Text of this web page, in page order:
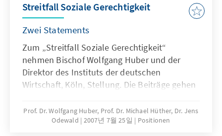
Streitfall Soziale Gerechtigkeit
Zwei Statements
Zum „Streitfall Soziale Gerechtigkeit“
nehmen Bischof Wolfgang Huber und der
Direktor des Instituts der deutschen
Wirtschaft, Köln, Stellung. Die Beiträge gehen
Gerechtigkeit – Ausgangspositionen und
Kriterien“ vom 27. Juni 2006 in Berlin.
Prof. Dr. Wolfgang Huber, Prof. Dr. Michael Hüther, Dr. Jens
Odewald
2007년 7월 25일 Positionen